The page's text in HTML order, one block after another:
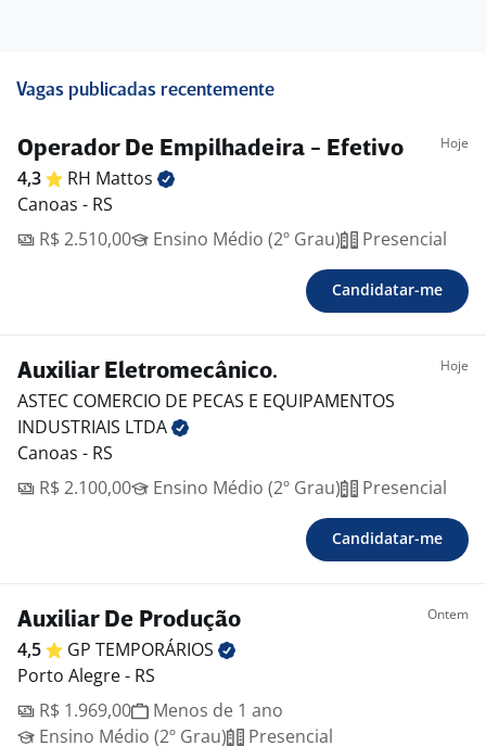
Vagas publicadas recentemente
Operador De Empilhadeira - Efetivo Hoje
4,3 RH Mattos
Canoas - RS
R$ 2.510,00
Ensino Médio (2º Grau) Presencial
Candidatar-me
Auxiliar Eletromecânico. Hoje
ASTEC COMERCIO DE PECAS E EQUIPAMENTOS
INDUSTRIAIS LTDA
Canoas - RS
R$ 2.100,00
Ensino Médio (2º Grau) Presencial
Candidatar-me
Auxiliar De Produção Ontem
4,5 GP TEMPORÁRIOS
Porto Alegre - RS
R$ 1.969,00
Menos de 1 ano
Ensino Médio (2º Grau)
Presencial